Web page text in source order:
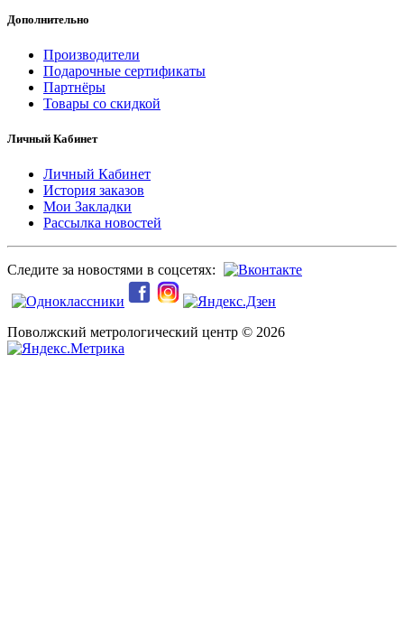
Дополнительно
Производители
Подарочные сертификаты
Партнёры
Товары со скидкой
Личный Кабинет
Личный Кабинет
История заказов
Мои Закладки
Рассылка новостей
Следите за новостями в соцсетях:
Поволжский метрологический центр © 2026